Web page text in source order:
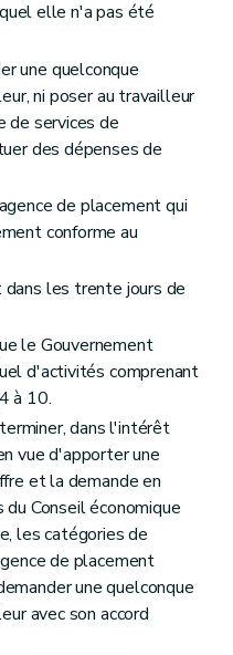
elle n'a pas été
une quelconque
ni poser au travailleur
de services de
des dépenses de
de placement qui
conforme au
les trente jours de
le Gouvernement
d'activités comprenant
à 10.
dans l'intérêt
vue d'apporter une
et la demande en
Conseil économique
les catégories de
de placement
une quelconque
avec son accord